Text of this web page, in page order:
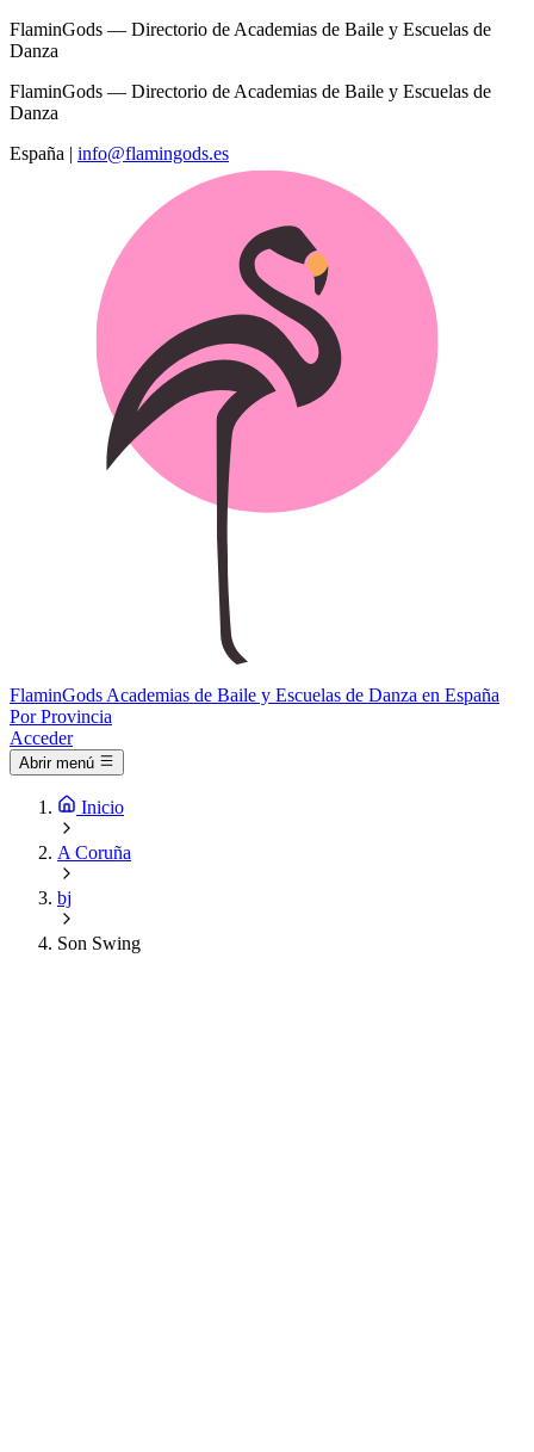
FlaminGods — Directorio de Academias de Baile y Escuelas de
Danza
FlaminGods — Directorio de Academias de Baile y Escuelas de
Danza
España | info@flamingods.es
FlaminGods Academias de Baile y Escuelas de Danza en España
Por Provincia
Acceder
Abrir menú
Inicio
A Coruña
bj
Son Swing